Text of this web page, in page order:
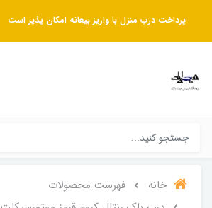
پرداخت درب منزل با واریز بیعانه امکان پذیر است
خانه
فهرست محصولات